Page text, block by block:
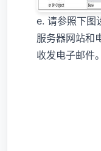
e. 请参照下图
服务器网站和
收发电子邮件。